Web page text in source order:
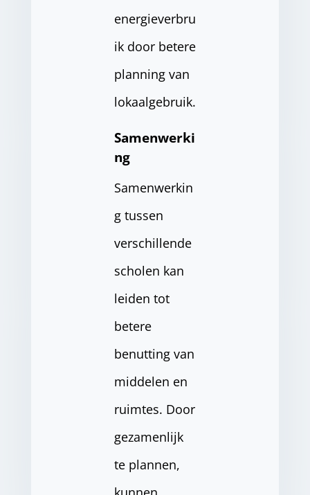
energieverbru
ik door betere
planning van
lokaalgebruik.
Samenwerki
ng
Samenwerkin
g tussen
verschillende
scholen kan
leiden tot
betere
benutting van
middelen en
ruimtes. Door
gezamenlijk
te plannen,